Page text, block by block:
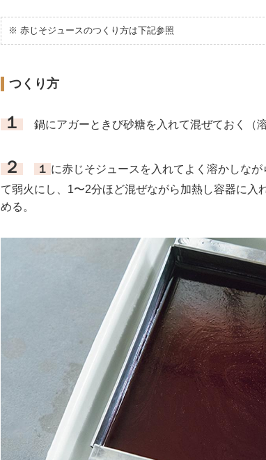
※ 赤じそジュースのつくり方は下記参照
つくり方
１ 鍋にアガーときび砂糖を入れて混ぜておく（
２ １ に赤じそジュースを入れてよく溶かしな
て弱火にし、1〜2分ほど混ぜながら加熱し容器に入
める。